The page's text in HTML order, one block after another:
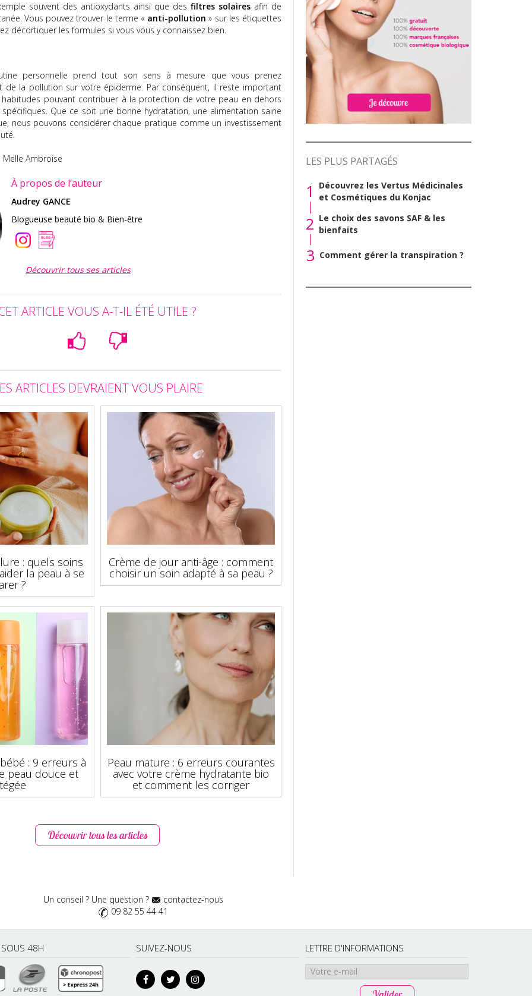
souvent des antioxydants ainsi que des filtres solaires afin de
Vous pouvez trouver le terme « anti-pollution » sur les étiquettes
décortiquer les formules si vous vous y connaissez bien.
personnelle prend tout son sens à mesure que vous prenez
de la pollution sur votre épiderme. Par conséquent, il reste important
habitudes pouvant contribuer à la protection de votre peau en dehors
Que ce soit une bonne hydratation, une alimentation saine
nous pouvons considérer chaque pratique comme un investissement
Melle Ambroise
À propos de l’auteur
Audrey GANCE
Blogueuse beauté bio & Bien-être
Découvrir tous ses articles
ARTICLE VOUS A-T-IL ÉTÉ UTILE ?
ARTICLES DEVRAIENT VOUS PLAIRE
: quels soins
la peau à se
?
Crème de jour anti-âge : comment
choisir un soin adapté à sa peau ?
: 9 erreurs à
peau douce et
Peau mature : 6 erreurs courantes
avec votre crème hydratante bio
et comment les corriger
Découvrir tous les articles
LES PLUS PARTAGÉS
1
Découvrez les Vertus Médicinales
et Cosmétiques du Konjac
2 Le choix des savons SAF & les
bienfaits
3 Comment gérer la transpiration ?
Un conseil ? Une question ?
contactez-nous
09 82 55 44 41
SOUS 48H SUIVEZ-NOUS LETTRE D'INFORMATIONS